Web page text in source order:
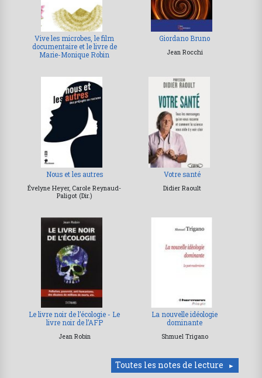
Vive les microbes, le film
documentaire et le livre de
Marie-Monique Robin
Giordano Bruno
Jean Rocchi
Nous et les autres
Évelyne Heyer, Carole Reynaud-
Paligot (Dir.)
Votre santé
Didier Raoult
Le livre noir de l’écologie - Le
livre noir de l’AFP
Jean Robin
La nouvelle idéologie
dominante
Shmuel Trigano
Toutes les notes de lecture